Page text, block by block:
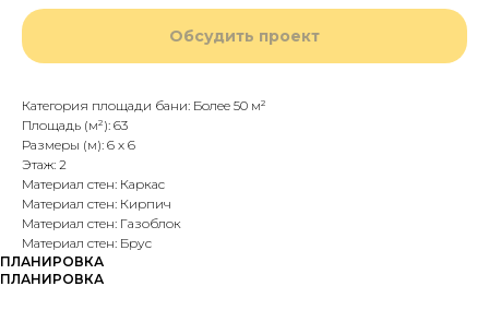
Обсудить проект
Категория площади бани: Более 50 м²
Площадь (м²): 63
Размеры (м): 6 х 6
Этаж: 2
Материал стен: Каркас
Материал стен: Кирпич
Материал стен: Газоблок
Материал стен: Брус
ПЛАНИРОВКА
ПЛАНИРОВКА